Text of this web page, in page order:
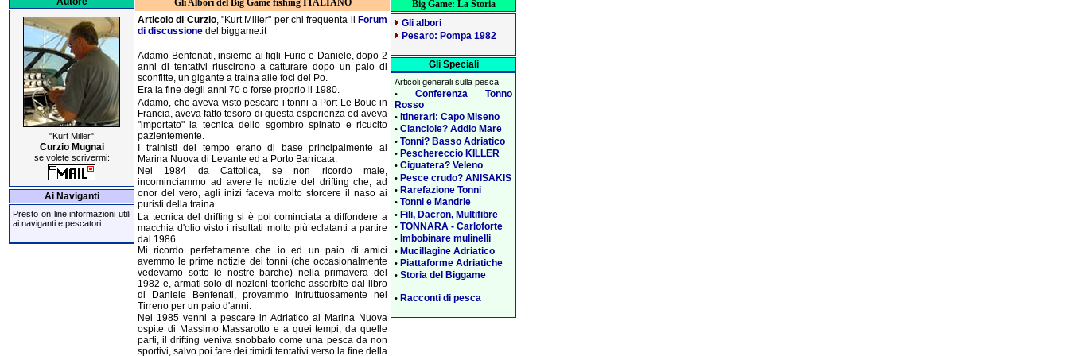
"Kurt Miller"
Curzio Mugnai
se volete scrivermi:
Ai Naviganti
Presto on line informazioni utili
ai naviganti e pescatori
Gli Albori del Big Game fishing ITALIANO
Articolo di Curzio, "Kurt Miller" per chi frequenta il
Forum
di discussione del biggame.it
Adamo Benfenati, insieme ai figli Furio e Daniele, dopo 2
anni di tentativi riuscirono a catturare dopo un paio di
sconfitte, un gigante a traina alle foci del Po.
Era la fine degli anni 70 o forse proprio il 1980.
Adamo, che aveva visto pescare i tonni a Port Le Bouc in
Francia, aveva fatto tesoro di questa esperienza ed aveva
"importato" la tecnica dello sgombro spinato e ricucito
pazientemente.
I trainisti del tempo erano di base principalmente al
Marina Nuova di Levante ed a Porto Barricata.
Nel 1984 da Cattolica, se non ricordo male,
incominciammo ad avere le notizie del drifting che, ad
onor del vero, agli inizi faceva molto storcere il naso ai
puristi della traina.
La tecnica del drifting si è poi cominciata a diffondere a
macchia d'olio visto i risultati molto più eclatanti a partire
dal 1986.
Mi ricordo perfettamente che io ed un paio di amici
avemmo le prime notizie dei tonni (che occasionalmente
vedevamo sotto le nostre barche) nella primavera del
1982 e, armati solo di nozioni teoriche assorbite dal libro
di Daniele Benfenati, provammo infruttuosamente nel
Tirreno per un paio d'anni.
Nel 1985 venni a pescare in Adriatico al Marina Nuova
ospite di Massimo Massarotto e a quei tempi, da quelle
parti, il drifting veniva snobbato come una pesca da non
sportivi, salvo poi fare dei timidi tentativi verso la fine della
Big Game: La Storia
Gli albori
Pesaro: Pompa 1982
Gli Speciali
Articoli generali sulla pesca
• Conferenza Tonno
Rosso
• Itinerari: Capo Miseno
• Cianciole? Addio Mare
• Tonni? Basso Adriatico
• Peschereccio KILLER
• Ciguatera? Veleno
• Pesce crudo? ANISAKIS
• Rarefazione Tonni
• Tonni e Mandrie
• Fili, Dacron, Multifibre
• TONNARA - Carloforte
• Imbobinare mulinelli
• Mucillagine Adriatico
• Piattaforme Adriatiche
• Storia del Biggame
• Racconti di pesca